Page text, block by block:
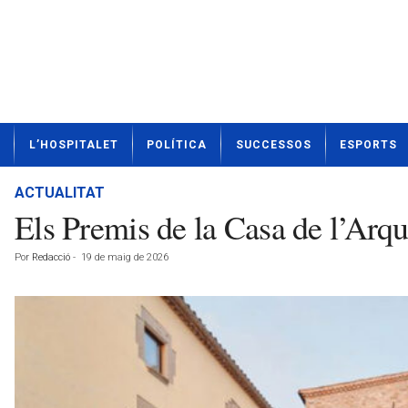
t
L’HOSPITALET POLÍTICA SUCCESSOS ESPORTS
ACTUALITAT
Els Premis de la Casa de
Por Redacció - 19 de maig de 2026